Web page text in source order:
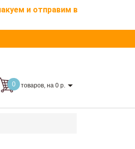
и отправим в
0 товаров, на 0 р.